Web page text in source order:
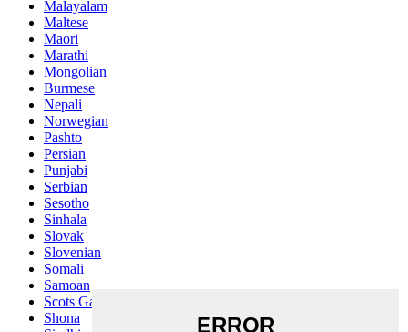
Malayalam
Maltese
Maori
Marathi
Mongolian
Burmese
Nepali
Norwegian
Pashto
Persian
Punjabi
Serbian
Sesotho
Sinhala
Slovak
Slovenian
Somali
Samoan
Scots Gaelic
Shona